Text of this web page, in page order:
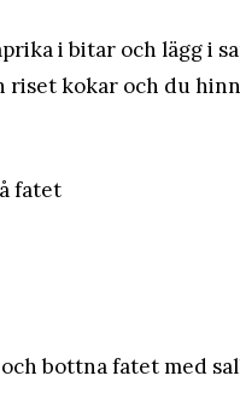
i bitar och lägg i
riset kokar och du
fatet
bottna fatet med